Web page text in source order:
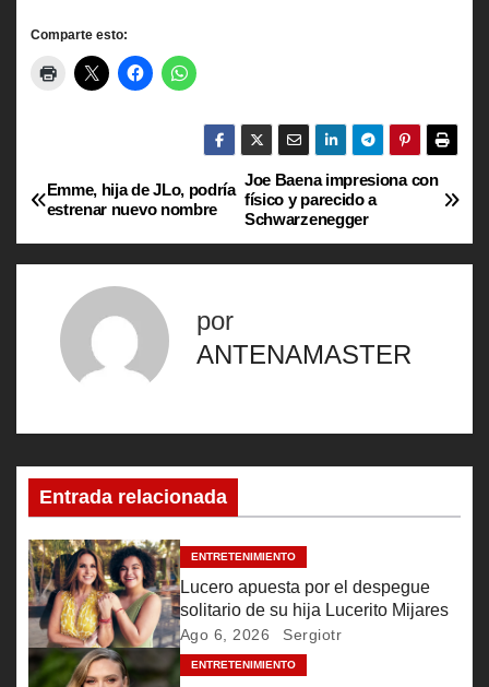
Comparte esto:
N
a
c
i
ó
n
d
Joe Baena impresiona con
físico y parecido a
Schwarzenegger
Emme, hija de JLo, podría
estrenar nuevo nombre
por
ANTENAMASTER
Entrada relacionada
ENTRETENIMIENTO
Lucero apuesta por el despegue
solitario de su hija Lucerito Mijares
Ago 6, 2026 Sergiotr
ENTRETENIMIENTO